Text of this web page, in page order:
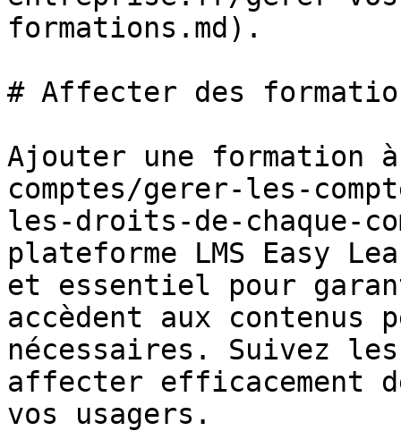
formations.md).
# Affecter des
Ajouter une formation
comptes/gerer-les-
les-droits-de-chaque-
plateforme LMS Easy
et essentiel pour
accèdent aux contenus
nécessaires. Suivez
affecter efficacement
vos usagers.